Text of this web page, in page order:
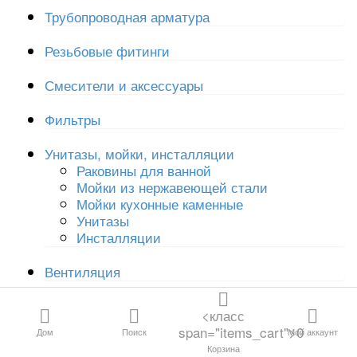
Канализация и
дренаж
Расходные материалы
арматура
Трубы и фитинги
для отопления и
водоснабжения
Резьбовые
фитинги
Трубопроводная
Дом Поиск
<класс
span="items_cart">0
Корзина
Мой аккаунт
Трубопроводная арматура
Резьбовые фитинги
Смесители и аксессуары
Фильтры
Унитазы, мойки, инсталляции
Раковины для ванной
Мойки из нержавеющей стали
Мойки кухонные каменные
Унитазы
Инсталляции
Вентиляция
Крепеж
Инструмент и расходные материалы